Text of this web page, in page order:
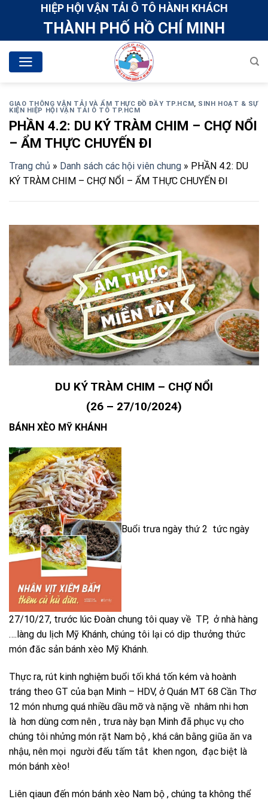
HIỆP HỘI VẬN TẢI Ô TÔ HÀNH KHÁCH
THÀNH PHỐ HỒ CHÍ MINH
GIAO THÔNG VẬN TẢI VÀ ẨM THỰC ĐỒ ĐẦY TP.HCM, SINH HOẠT & SỰ
KIỆN HIỆP HỘI VẬN TẢI Ô TÔ TP.HCM
PHẦN 4.2: DU KÝ TRÀM CHIM – CHỢ NỔI
– ẨM THỰC CHUYẾN ĐI
Trang chủ » Danh sách các hội viên chung » PHẦN 4.2: DU
KÝ TRÀM CHIM – CHỢ NỔI – ẨM THỰC CHUYẾN ĐI
DU KÝ TRÀM CHIM – CHỢ NỔI
(26 – 27/10/2024)
BÁNH XÈO MỸ KHÁNH
Buổi trưa ngày thứ 2 tức ngày
27/10/27, trước lúc Đoàn chung tôi quay về TP, ở nhà hàng
….làng du lịch Mỹ Khánh, chúng tôi lại có dịp thưởng thức
món đăc sản bánh xèo Mỹ Khánh.
Thực ra, rút kinh nghiệm buổi tối khá tốn kém và hoành
tráng theo GT của bạn Minh – HDV, ở Quán MT 68 Cần Thơ
12 món nhưng quá nhiều dầu mỡ và nặng về nhâm nhi hơn
là hơn dùng cơm nên , trưa này bạn Minh đã phục vụ cho
chúng tôi nhửng món rặt Nam bộ , khá cân bằng giũa ăn va
nhậu, nên mọi người đếu tấm tắt khen ngon, đạc biệt là
món bánh xèo!
Liên qiaun đến món bánh xèo Nam bộ , chúng ta không thể